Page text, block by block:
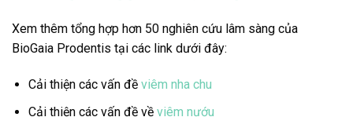
Xem thêm tổng hợp hơn 50 nghiên cứu lâm sàng của
BioGaia Prodentis tại các link dưới đây:
Cải thiện các vấn đề viêm nha chu
Cải thiện các vấn đề về viêm nướu